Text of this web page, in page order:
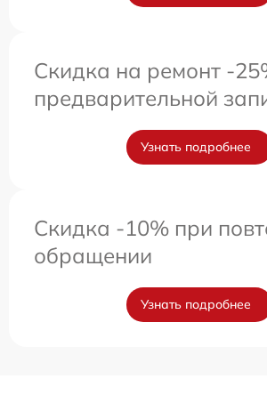
Скидка на ремонт -
предварительной
Узнать подробнее
Скидка -10% при
обращении
Узнать подробнее